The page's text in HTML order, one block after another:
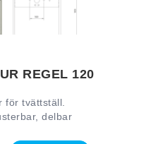
REGEL 120
för tvättställ.
delbar